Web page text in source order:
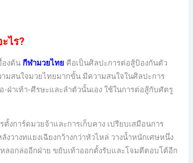
ไร?
องต้น กีฬามวยไทย คือเป็นศิลปะการต่อสู้ป้องกันตัว
มสนใจมวยไทยมากขั้น มีความสนใจในศิลปะการ
าเท้า-ศีรษะและลำตัวนั้นเอง ใช้ในการต่อสู้กับศัตรู
งการ์ดมวยจ้าและการเก็บคาง เปรียบเสมือนการ
วางทแยงเฉียงกว้างกว่าหัวไหล่ วางน้ำหนักเศษหนึ่ง
ลอกล่ออีกฝ่าย ขยับเท้าออกตั้งรับและโจมตีตอบโต้อีก